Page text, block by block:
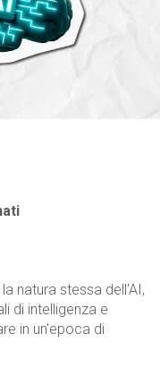
natura stessa dell'AI,
di intelligenza e
in un'epoca di